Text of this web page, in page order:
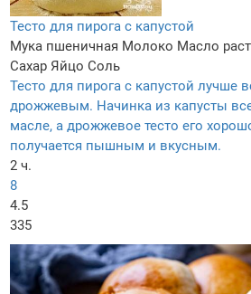
Тесто для пирога с капустой
Мука пшеничная Молоко Масло
Сахар Яйцо Соль
Тесто для пирога с капустой лучше
дрожжевым. Начинка из капусты
масле, а дрожжевое тесто его
получается пышным и вкусным.
2 ч.
8
4.5
335